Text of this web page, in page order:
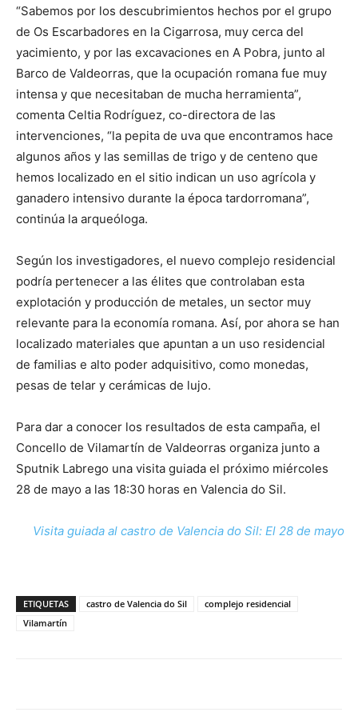
“Sabemos por los descubrimientos hechos por el grupo
de Os Escarbadores en la Cigarrosa, muy cerca del
yacimiento, y por las excavaciones en A Pobra, junto al
Barco de Valdeorras, que la ocupación romana fue muy
intensa y que necesitaban de mucha herramienta”,
comenta Celtia Rodríguez, co-directora de las
intervenciones, “la pepita de uva que encontramos hace
algunos años y las semillas de trigo y de centeno que
hemos localizado en el sitio indican un uso agrícola y
ganadero intensivo durante la época tardorromana”,
continúa la arqueóloga.
Según los investigadores, el nuevo complejo residencial
podría pertenecer a las élites que controlaban esta
explotación y producción de metales, un sector muy
relevante para la economía romana. Así, por ahora se han
localizado materiales que apuntan a un uso residencial
de familias e alto poder adquisitivo, como monedas,
pesas de telar y cerámicas de lujo.
Para dar a conocer los resultados de esta campaña, el
Concello de Vilamartín de Valdeorras organiza junto a
Sputnik Labrego una visita guiada el próximo miércoles
28 de mayo a las 18:30 horas en Valencia do Sil.
Visita guiada al castro de Valencia do Sil: El 28 de mayo
ETIQUETAS castro de Valencia do Sil
complejo residencial
Vilamartín